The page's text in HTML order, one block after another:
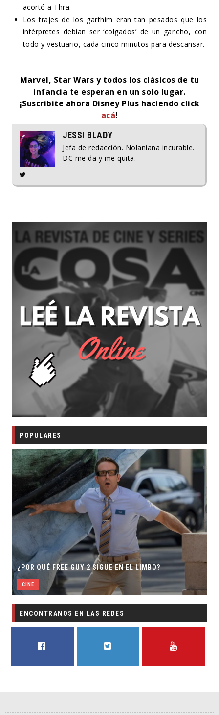
acortó a Thra.
Los trajes de los garthim eran tan pesados que los
intérpretes debían ser ‘colgados’ de un gancho, con
todo y vestuario, cada cinco minutos para descansar.
Marvel, Star Wars y todos los clásicos de tu
infancia te esperan en un solo lugar.
¡Suscribite ahora Disney Plus haciendo click
acá!
JESSI BLADY
Jefa de redacción. Nolaniana incurable.
DC me da y me quita.
POPULARES
EN EL LIMBO?
SECUELA DE JURASSIC
DIRECTOR
CINE
ENCONTRANOS EN LAS REDES